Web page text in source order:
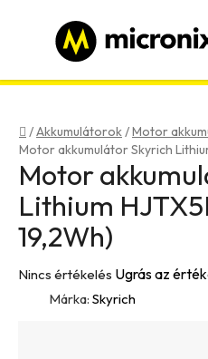
tartalomhoz
Kezdőlap
/Akkumulátorok/Motor
Motor akkumulátor Skyrich
Motor
Lithium
19,2Wh)
A
termék
Nincs értékelés Ugrás az
Márka: Skyrich